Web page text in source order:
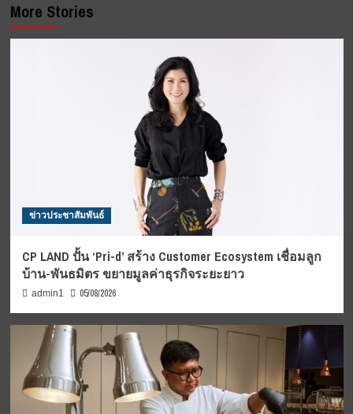
More Stories
ข่าวประชาสัมพันธ์
CP LAND ปั้น ‘Pri-d’ สร้าง Customer Ecosystem เชื่อมลูก
บ้าน-พันธมิตร ขยายมูลค่าธุรกิจระยะยาว
admin1 05/08/2026